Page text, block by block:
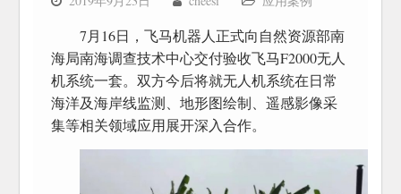
​7月16日，飞马机器人正式向自然资源部南
海局南海调查技术中心交付验收飞马F2000无人
机系统一套。双方今后将就无人机系统在日常
海洋及海岸线监测、地形图绘制、遥感影像采
集等相关领域应用展开深入合作。